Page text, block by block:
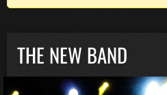
THE NEW BAND